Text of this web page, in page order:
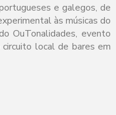
e galegos, de
às músicas do
OuTonalidades, evento
local de bares em